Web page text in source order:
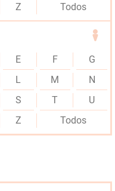
Z Todos
E F
G
L M
N
S T
U
Z Todos